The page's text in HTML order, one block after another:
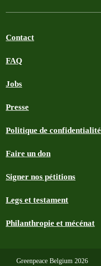
Contact
FAQ
Jobs
Presse
Politique de confidentialité
Faire un don
Signer nos pétitions
Legs et testament
Philanthropie et mécénat
Greenpeace Belgium 2026